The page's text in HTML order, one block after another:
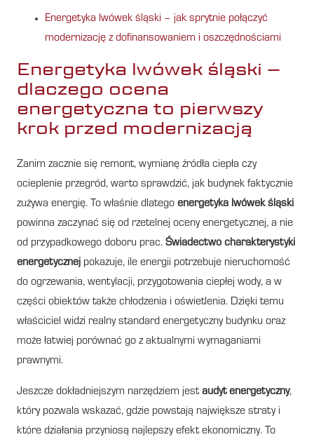
Energetyka lwówek śląski – jak sprytnie połączyć
modernizację z dofinansowaniem i oszczędnościami
Energetyka lwówek śląski –
dlaczego ocena
energetyczna to pierwszy
krok przed modernizacją
Zanim zacznie się remont, wymianę źródła ciepła czy
ocieplenie przegród, warto sprawdzić, jak budynek faktycznie
zużywa energię. To właśnie dlatego energetyka lwówek śląski
powinna zaczynać się od rzetelnej oceny energetycznej, a nie
od przypadkowego doboru prac. Świadectwo charakterystyki
energetycznej pokazuje, ile energii potrzebuje nieruchomość
do ogrzewania, wentylacji, przygotowania ciepłej wody, a w
części obiektów także chłodzenia i oświetlenia. Dzięki temu
właściciel widzi realny standard energetyczny budynku oraz
może łatwiej porównać go z aktualnymi wymaganiami
prawnymi.
Jeszcze dokładniejszym narzędziem jestaudyt energetyczny,
który pozwala wskazać, gdzie powstają największe straty i
które działania przyniosą najlepszy efekt ekonomiczny. To